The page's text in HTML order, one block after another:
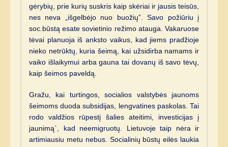
gėrybių, prie kurių suskris kaip skėriai ir jausis teisūs,
nes neva „išgelbėjo nuo buožių”. Savo požiūriu į
soc.būstą esate sovietinio režimo atauga. Vakaruose
tėvai planuoja iš anksto vaikus, kad jiems pradžioje
nieko netrūktų, kuria šeimą, kai užsidirba namams ir
vaiko išlaikymui arba gauna tai dovanų iš savo tėvų,
kaip šeimos paveldą.
Gražu, kai turtingos, socialios valstybės jaunoms
šeimoms duoda subsidijas, lengvatines paskolas. Tai
rodo valdžios rūpestį šalies ateitimi, investicijas į
jaunimą`, kad neemigruotų. Lietuvoje taip nėra ir
artimiausiu metu nebus. Socialinių būstų eilės laukia